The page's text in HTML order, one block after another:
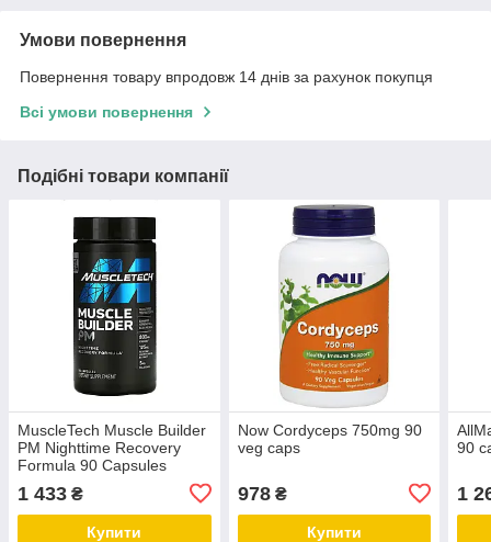
Умови повернення
Повернення товару впродовж 14 днів за рахунок покупця
Всі умови повернення
Подібні товари компанії
MuscleTech Muscle Builder
PM Nighttime Recovery
Formula 90 Capsules
1 433 ₴
Купити
Now Cordyceps 750mg 90
veg caps
978₴
Купити
90
1